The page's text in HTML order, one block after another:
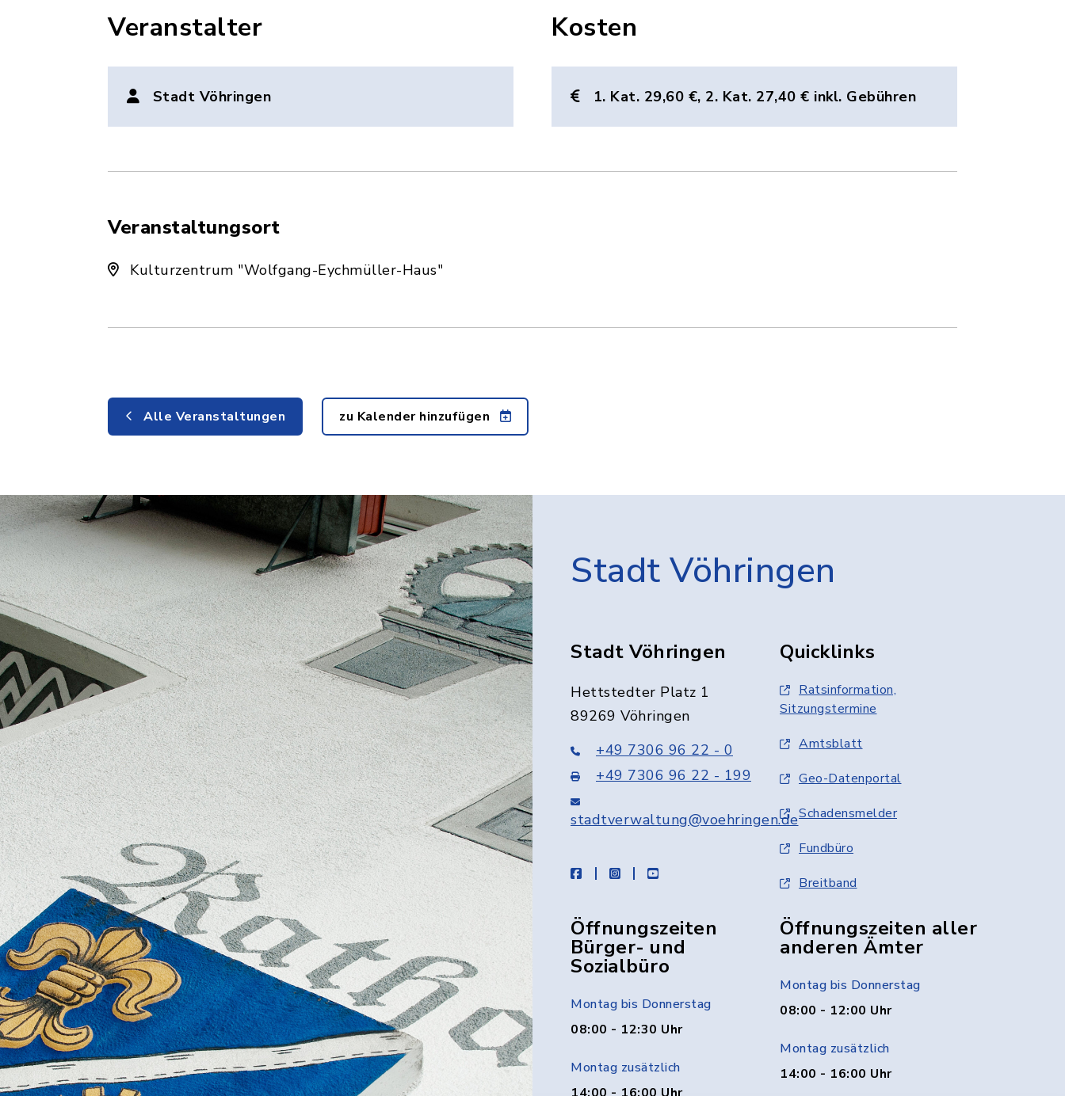
Veranstalter
Stadt Vöhringen
Kosten
1. Kat. 29,60 €, 2. Kat. 27,40 € inkl. Gebühren
Veranstaltungsort
Kulturzentrum "Wolfgang-Eychmüller-Haus"
Alle Veranstaltungen zu Kalender hinzufügen
Stadt Vöhringen
Stadt Vöhringen
Hettstedter Platz 1
89269 Vöhringen
+49 7306 96 22 - 0
+49 7306 96 22 - 199
stadtverwaltung@voehringen.de
facebookinstagramyoutube
Quicklinks
Ratsinformation,
Sitzungstermine
Amtsblatt
Geo-Datenportal
Schadensmelder
Fundbüro
Breitband
Öffnungszeiten
Bürger- und
Sozialbüro
Montag bis Donnerstag
08:00 - 12:30 Uhr
Montag zusätzlich
Öffnungszeiten aller
anderen Ämter
Montag bis Donnerstag
08:00 - 12:00 Uhr
Montag zusätzlich
14:00 - 16:00 Uhr